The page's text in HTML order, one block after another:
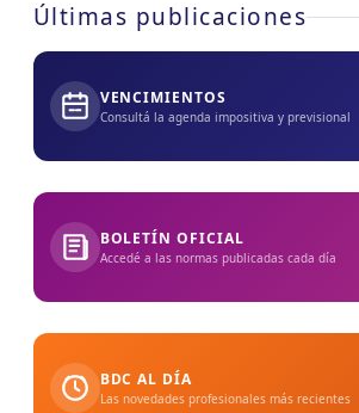
Últimas publicaciones
VENCIMIENTOS
Consultá la agenda impositiva y previsional
BOLETÍN OFICIAL
Accedé a las normas publicadas cada día
BDC AL DÍA
Las novedades profesionales más recientes